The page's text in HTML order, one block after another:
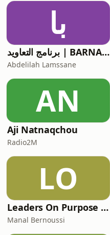
با
برنامج التعاويد | BARNAMAJ T3AWED
Abdelilah Lamssane
AN
Aji Natnaqchou
Radio2M
LO
Leaders On Purpose with Manal Bernoussi
Manal Bernoussi